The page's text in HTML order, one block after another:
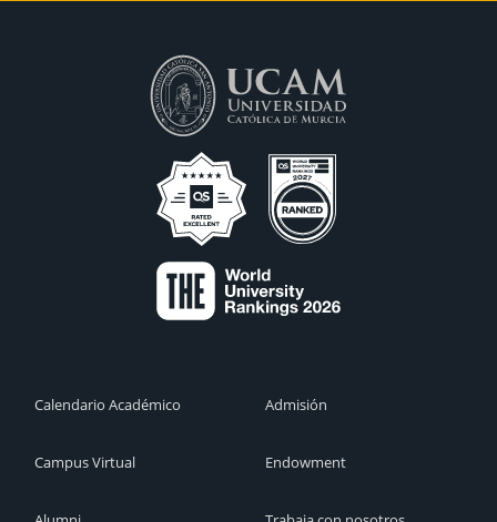
Calendario Académico
Campus Virtual
Admisión
Endowment